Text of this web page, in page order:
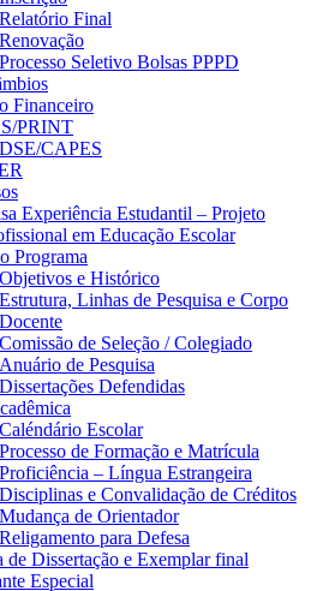
Relatório Final
Renovação
Processo Seletivo Bolsas PPPD
Financeiro
PRINT
DSE/CAPES
Experiência Estudantil – Projeto
em Educação Escolar
Programa
Objetivos e Histórico
Estrutura, Linhas de Pesquisa e Corpo
Docente
Comissão de Seleção / Colegiado
Anuário de Pesquisa
Dissertações Defendidas
Caléndário Escolar
Processo de Formação e Matrícula
Proficiência – Língua Estrangeira
Disciplinas e Convalidação de Créditos
Mudança de Orientador
Religamento para Defesa
de Dissertação e Exemplar final
Especial